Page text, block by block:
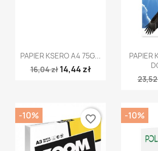
Szybki podgląd
PAPIER KSERO A4 75G...
16,04 zł 14,44 zł

PAPIER
23,52
-10% favorite_border -10%